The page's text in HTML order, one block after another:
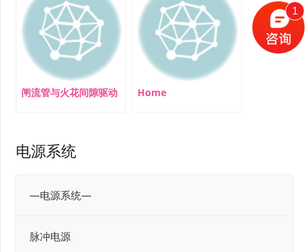
闸流管与火花间隙驱动 Home
电源系统
—电源系统—
脉冲电源
1